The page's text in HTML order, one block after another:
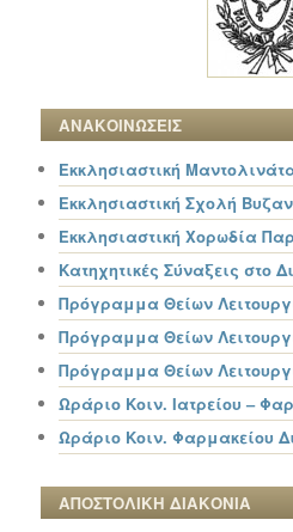
ΑΝΑΚΟΙΝΩΣΕΙΣ
Εκκλησιαστική
Εκκλησιαστική Σχολή
Εκκλησιαστική Χορωδία
Κατηχητικές Σύναξεις στο
Πρόγραμμα Θείων
Πρόγραμμα Θείων
Πρόγραμμα Θείων
Ωράριο Κοιν. Ιατρείου –
Ωράριο Κοιν. Φαρμακείου
ΑΠΟΣΤΟΛΙΚΗ ΔΙΑΚΟΝΙΑ